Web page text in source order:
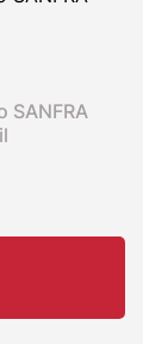
SANFRA